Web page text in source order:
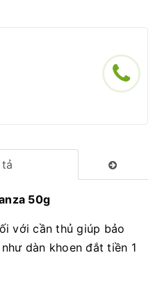
50g
với cần thủ giúp bảo
dàn khoen đắt tiền 1